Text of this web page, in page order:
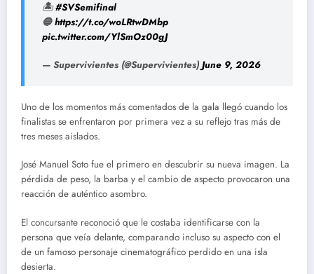
🏝️#SVSemifinal
🔵https://t.co/woLRtwDMbp
pic.twitter.com/YlSmOz00gJ
— Supervivientes (@Supervivientes) June 9, 2026
Uno de los momentos más comentados de la gala llegó cuando los
finalistas se enfrentaron por primera vez a su reflejo tras más de
tres meses aislados.
José Manuel Soto fue el primero en descubrir su nueva imagen. La
pérdida de peso, la barba y el cambio de aspecto provocaron una
reacción de auténtico asombro.
El concursante reconoció que le costaba identificarse con la
persona que veía delante, comparando incluso su aspecto con el
de un famoso personaje cinematográfico perdido en una isla
desierta.